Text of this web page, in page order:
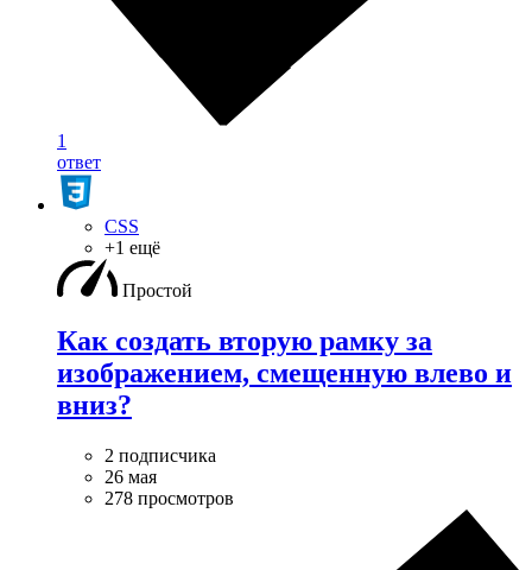
1
ответ
CSS
+1 ещё
Простой
Как создать вторую рамку за
изображением, смещенную влево и
вниз?
2 подписчика
26 мая
278 просмотров